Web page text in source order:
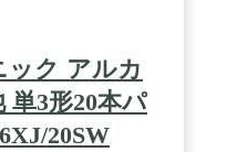
ック アルカ
単3形20本パ
20SW